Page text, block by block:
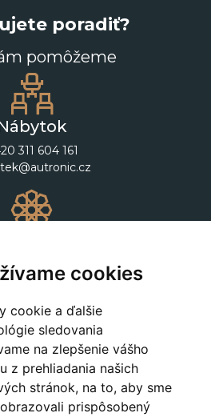
cookies
cookie a ďalšie
sledovania
na zlepšenie vášho
z prehliadania našich
stránok, na to, aby sme
prispôsobený
poradiť?
pomôžeme
311 604 161
311 604 182